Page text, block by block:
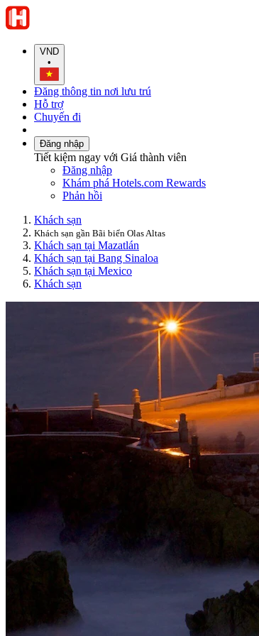
VND
•
Đăng thông tin nơi lưu trú
Hỗ trợ
Chuyến đi
Đăng nhập
Tiết kiệm ngay với Giá thành viên
Đăng nhập
Khám phá Hotels.com Rewards
Phản hồi
Khách sạn
Khách sạn gần Bãi biển Olas Altas
Khách sạn tại Mazatlán
Khách sạn tại Bang Sinaloa
Khách sạn tại Mexico
Khách sạn